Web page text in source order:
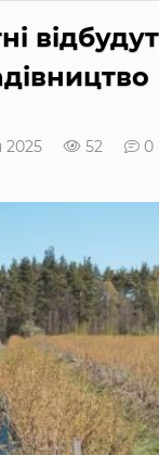
2025 52 0